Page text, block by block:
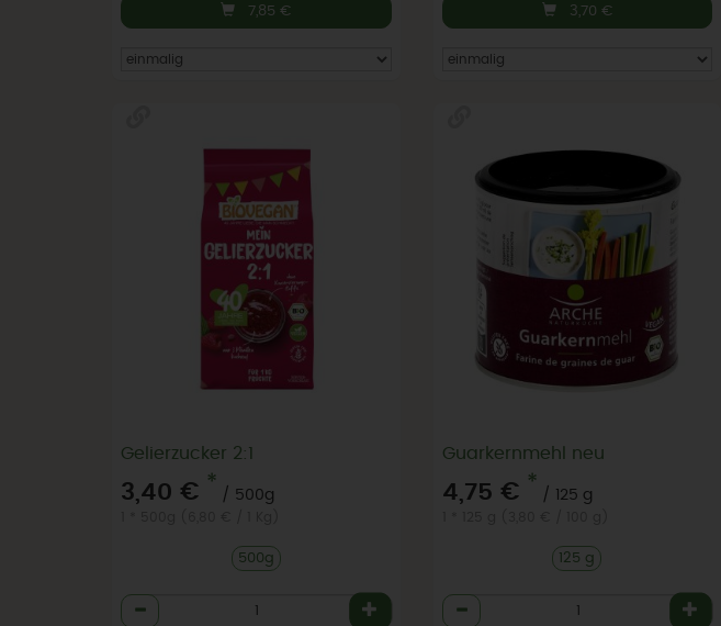
7,85 € 3,70 €
Gelierzucker 2:1
3,40 € *
/ 500g
500g
Anzahl
Guarkernmehl neu
4,75 € *
/ 125 g
125 g
Anzahl